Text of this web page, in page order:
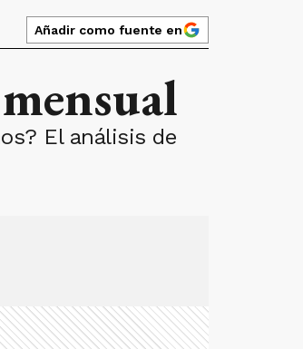
Añadir como fuente en
El análisis de